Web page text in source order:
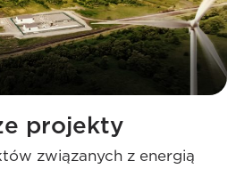
projekty
związanych z energią